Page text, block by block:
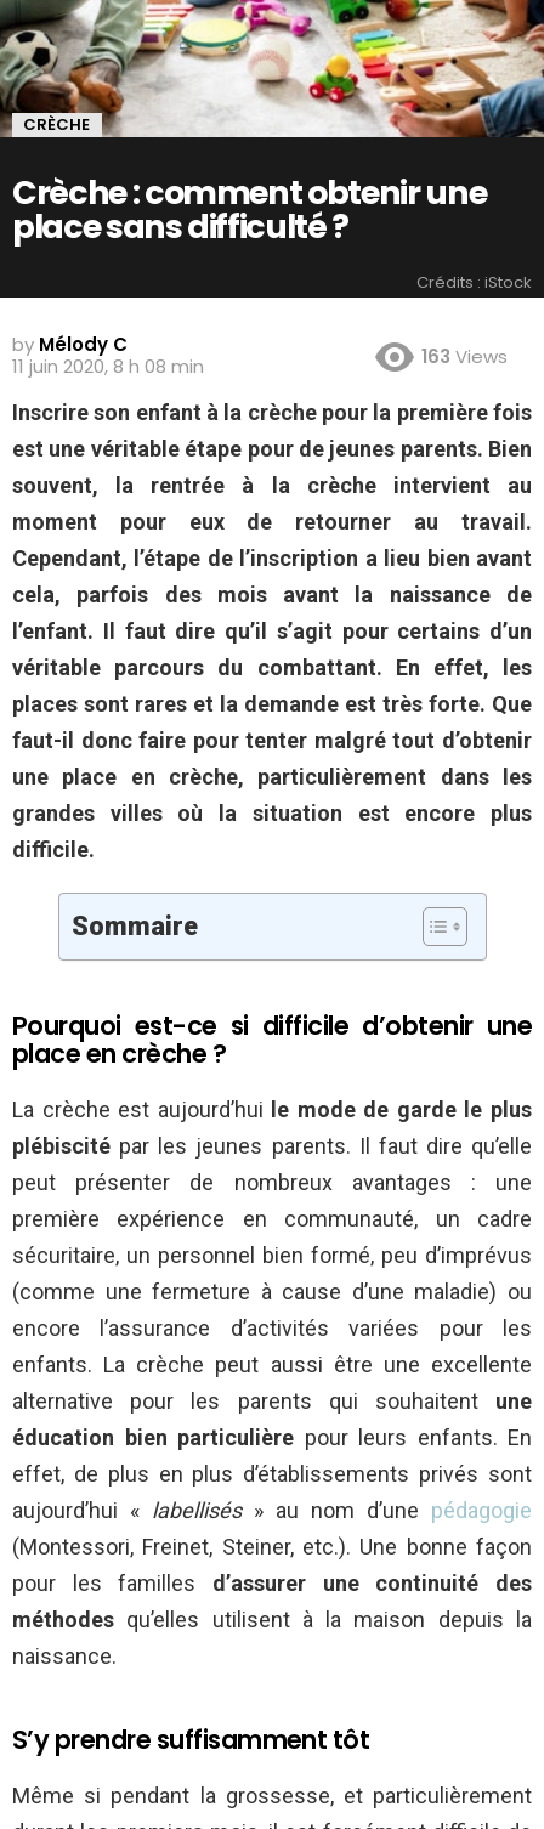
CRÈCHE
Crèche : comment obtenir une
place sans difficulté ?
Crédits : iStock
by Mélody C
11 juin 2020, 8 h 08 min
163 Views
Inscrire son enfant à la crèche pour la première fois
est une véritable étape pour de jeunes parents. Bien
souvent, la rentrée à la crèche intervient au
moment pour eux de retourner au travail.
Cependant, l’étape de l’inscription a lieu bien avant
cela, parfois des mois avant la naissance de
l’enfant. Il faut dire qu’il s’agit pour certains d’un
véritable parcours du combattant. En effet, les
places sont rares et la demande est très forte. Que
faut-il donc faire pour tenter malgré tout d’obtenir
une place en crèche, particulièrement dans les
grandes villes où la situation est encore plus
difficile.
Sommaire
Pourquoi est-ce si difficile d’obtenir une
place en crèche ?
La crèche est aujourd’hui
le mode de garde le plus
plébiscité par les jeunes parents. Il faut dire qu’elle
peut présenter de nombreux avantages : une
première expérience en communauté, un cadre
sécuritaire, un personnel bien formé, peu d’imprévus
(comme une fermeture à cause d’une maladie) ou
encore l’assurance d’activités variées pour les
enfants. La crèche peut aussi être une excellente
alternative pour les parents qui souhaitent une
éducation bien particulière pour leurs enfants. En
effet, de plus en plus d’établissements privés sont
aujourd’hui « labellisés» au nom d’une pédagogie
(Montessori, Freinet, Steiner, etc.). Une bonne façon
pour les familles d’assurer une continuité des
méthodes qu’elles utilisent à la maison depuis la
naissance.
S’y prendre suffisamment tôt
Même si pendant la grossesse, et particulièrement